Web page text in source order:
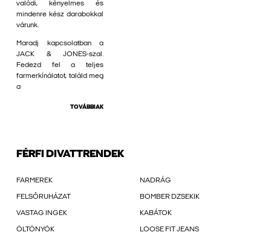
valódi, kényelmes és
mindenre kész darabokkal
várunk.
Maradj kapcsolatban a
JACK & JONES-szal.
Fedezd fel a teljes
farmerkínálatot, találd meg
a
TOVÁBBIAK
FÉRFI DIVATTRENDEK
FARMEREK NADRÁG
FELSŐRUHÁZAT BOMBER DZSEKIK
VASTAG INGEK KABÁTOK
ÖLTÖNYÖK LOOSE FIT JEANS